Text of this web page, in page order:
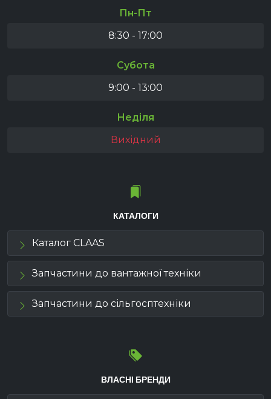
Пн-Пт
8:30 - 17:00
Субота
9:00 - 13:00
Неділя
Вихідний
КАТАЛОГИ
Каталог CLAAS
Запчастини до вантажної техніки
Запчастини до сільгосптехніки
ВЛАСНІ БРЕНДИ